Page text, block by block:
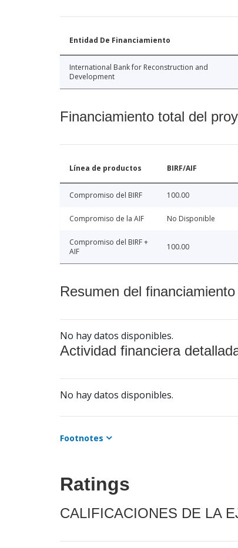
Entidad De Financiamiento
International Bank for Reconstruction and
Development
Financiamiento total del
Línea de productos BIRF/AIF
Compromiso del BIRF 100.00
Compromiso de la AIF No Disponible
Compromiso del BIRF +
AIF
100.00
Resumen del
No hay datos disponibles.
Actividad financiera
No hay datos disponibles.
Footnotes
Ratings
CALIFICACIONES DE LA